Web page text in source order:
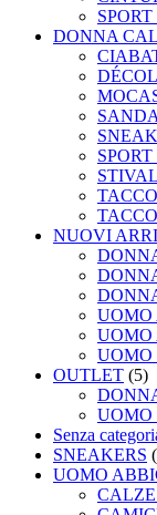
DONNA
TACCO
NUOVI
UOMO
UOMO
OUTLET (5)
UOMO
Senza
SNEAKERS
UOMO